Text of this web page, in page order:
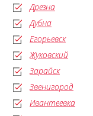
Дрезна
Дубна
Егорьевск
Жуковский
Зарайск
Звенигород
Ивантеевка